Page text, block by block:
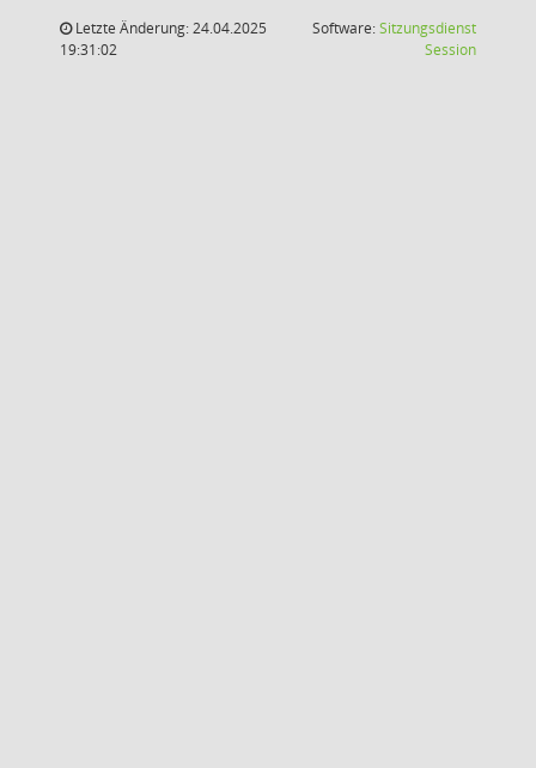
Letzte Änderung: 24.04.2025
19:31:02
Software:Sitzungsdienst
Session(Wird in